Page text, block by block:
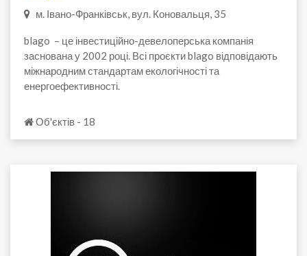
м. Івано-Франківськ, вул. Коновальця, 35
blago – це інвестиційно-девелоперська компанія
заснована у 2002 році. Всі проєкти blago відповідають
міжнародним стандартам екологічності та
енергоефективності.
Об'єктів - 18